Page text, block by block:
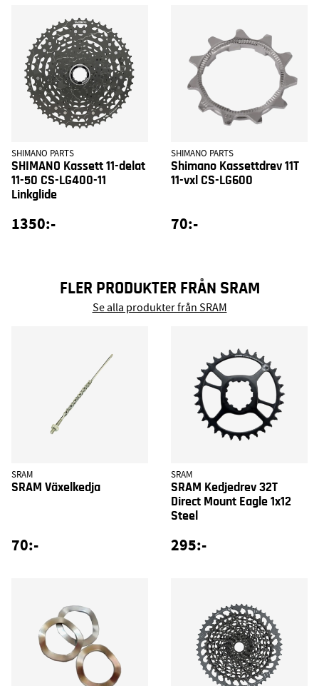
SHIMANO PARTS
SHIMANO Kassett 11-delat
11-50 CS-LG400-11
Linkglide
1350:-
SHIMANO PARTS
Shimano Kassettdrev 11T
11-vxl CS-LG600
70:-
FLER PRODUKTER FRÅN SRAM
Se alla produkter från SRAM
SRAM
SRAM Växelkedja
70:-
SRAM
SRAM Kedjedrev 32T
Direct Mount Eagle 1x12
Steel
295:-